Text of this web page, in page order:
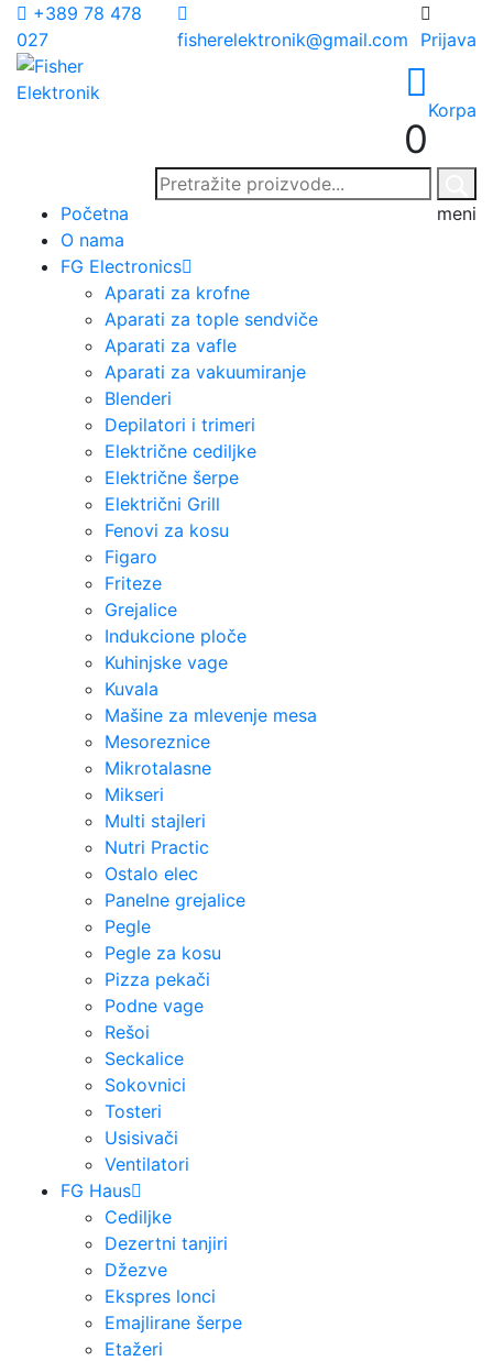
+389 78 478
027
fisherelektronik@gmail.com Prijava
0
Korpa
Početna
O nama
FG Electronics
Aparati za krofne
Aparati za tople sendviče
Aparati za vafle
Aparati za vakuumiranje
Blenderi
Depilatori i trimeri
Električne cediljke
Električne šerpe
Električni Grill
Fenovi za kosu
Figaro
Friteze
Grejalice
Indukcione ploče
Kuhinjske vage
Kuvala
Mašine za mlevenje mesa
Mesoreznice
Mikrotalasne
Mikseri
Multi stajleri
Nutri Practic
Ostalo elec
Panelne grejalice
Pegle
Pegle za kosu
Pizza pekači
Podne vage
Rešoi
Seckalice
Sokovnici
Tosteri
Usisivači
Ventilatori
FG Haus
Cediljke
Dezertni tanjiri
Džezve
Ekspres lonci
Emajlirane šerpe
Etažeri
meni